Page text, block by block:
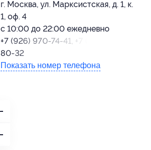
г. Москва, ул. Марксистская, д. 1, к.
1, оф. 4
с 10:00 до 22:00 ежедневно
+7 (926) 970-74-41, +7 (909) 643-
80-32
Показать номер телефона